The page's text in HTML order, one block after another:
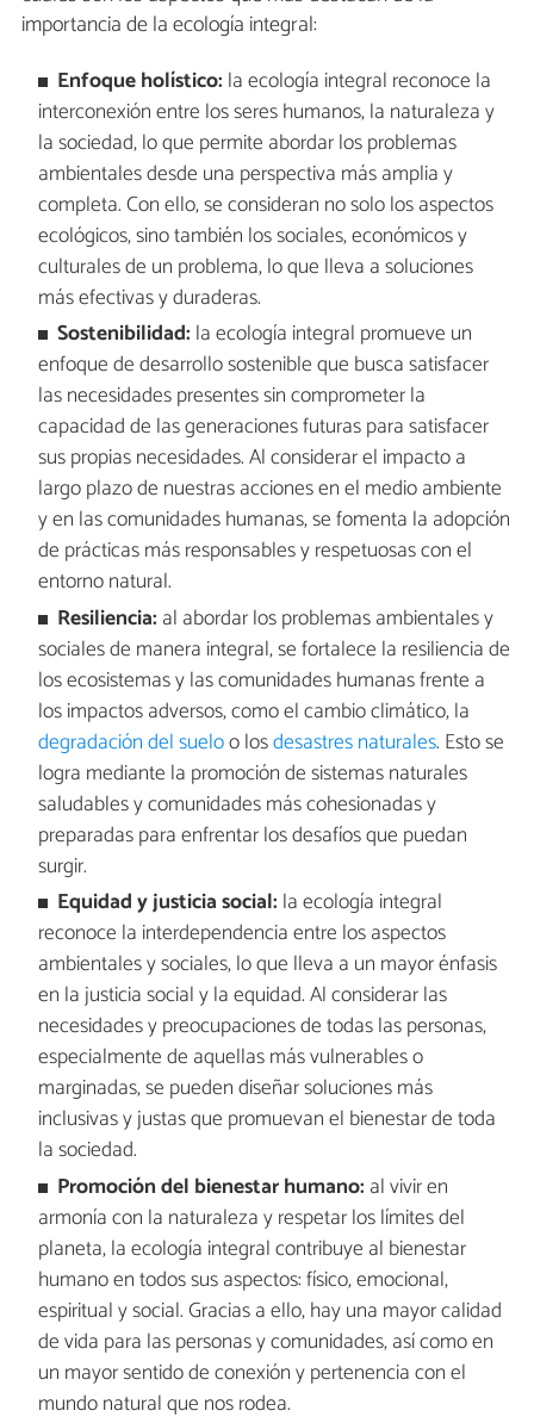
importancia de la ecología integral:
Enfoque holístico: la ecología integral reconoce la
interconexión entre los seres humanos, la naturaleza y
la sociedad, lo que permite abordar los problemas
ambientales desde una perspectiva más amplia y
completa. Con ello, se consideran no solo los aspectos
ecológicos, sino también los sociales, económicos y
culturales de un problema, lo que lleva a soluciones
más efectivas y duraderas.
Sostenibilidad: la ecología integral promueve un
enfoque de desarrollo sostenible que busca satisfacer
las necesidades presentes sin comprometer la
capacidad de las generaciones futuras para satisfacer
sus propias necesidades. Al considerar el impacto a
largo plazo de nuestras acciones en el medio ambiente
y en las comunidades humanas, se fomenta la adopción
de prácticas más responsables y respetuosas con el
entorno natural.
Resiliencia: al abordar los problemas ambientales y
sociales de manera integral, se fortalece la resiliencia de
los ecosistemas y las comunidades humanas frente a
los impactos adversos, como el cambio climático, la
degradación del sueloo losdesastres naturales. Esto se
logra mediante la promoción de sistemas naturales
saludables y comunidades más cohesionadas y
preparadas para enfrentar los desafíos que puedan
surgir.
Equidad y justicia social: la ecología integral
reconoce la interdependencia entre los aspectos
ambientales y sociales, lo que lleva a un mayor énfasis
en la justicia social y la equidad. Al considerar las
necesidades y preocupaciones de todas las personas,
especialmente de aquellas más vulnerables o
marginadas, se pueden diseñar soluciones más
inclusivas y justas que promuevan el bienestar de toda
la sociedad.
Promoción del bienestar humano: al vivir en
armonía con la naturaleza y respetar los límites del
planeta, la ecología integral contribuye al bienestar
humano en todos sus aspectos: físico, emocional,
espiritual y social. Gracias a ello, hay una mayor calidad
de vida para las personas y comunidades, así como en
un mayor sentido de conexión y pertenencia con el
mundo natural que nos rodea.